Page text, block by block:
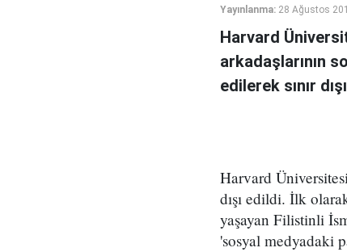
Yayınlanma: 28 Ağustos
Harvard
arkadaşlarının
edilerek sınır
Harvard
dışı edildi. İlk
yaşayan Filistinli
'sosyal medyadaki